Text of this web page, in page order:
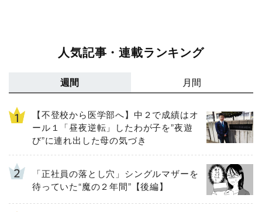
人気記事・連載ランキング
週間 月間
【不登校から医学部へ】中２で成績はオ
ール１「昼夜逆転」したわが子を”夜遊
び”に連れ出した母の気づき
「正社員の落とし穴」シングルマザーを
待っていた“魔の２年間”【後編】